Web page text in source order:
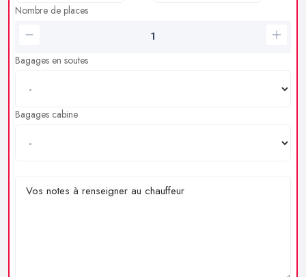
Nombre de places
Bagages en soutes
Bagages cabine